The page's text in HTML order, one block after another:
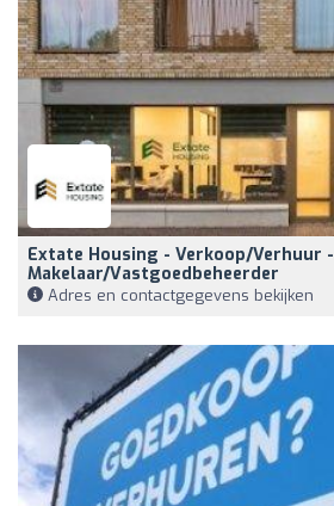
Extate Housing - Verkoop/verhuur -
Makelaar/vastgoedbeheerder
Adres en contactgegevens bekijken